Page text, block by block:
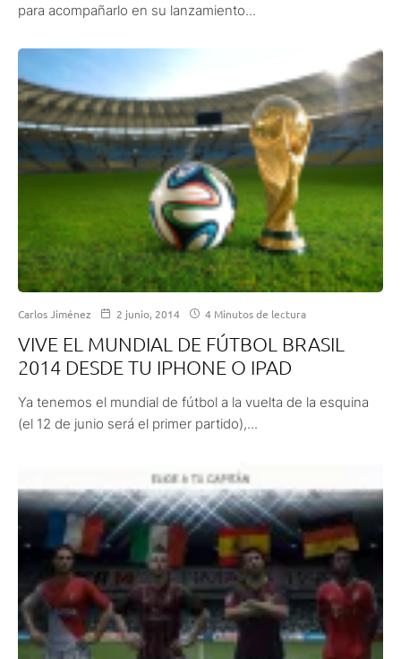
para acompañarlo en su lanzamiento...
Carlos Jiménez 2 junio, 2014 4 Minutos de lectura
VIVE EL MUNDIAL DE FÚTBOL BRASIL
2014 DESDE TU IPHONE O IPAD
Ya tenemos el mundial de fútbol a la vuelta de la esquina
(el 12 de junio será el primer partido),...